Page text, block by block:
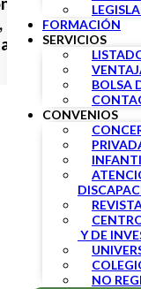
FORMACIÓN
SERVICIOS
BOLSA
CONVENIOS
Y DE
NO
y reconocemos
y de las